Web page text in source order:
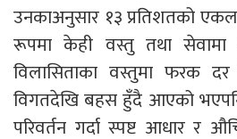
उनकाअनुसार १३ प्रतिशतको
रूपमा केही वस्तु तथा
विलासिताका वस्तुमा फरक दर
विगतदेखि बहस हुँदै आएको
परिवर्तन गर्दा स्पष्ट आधार र